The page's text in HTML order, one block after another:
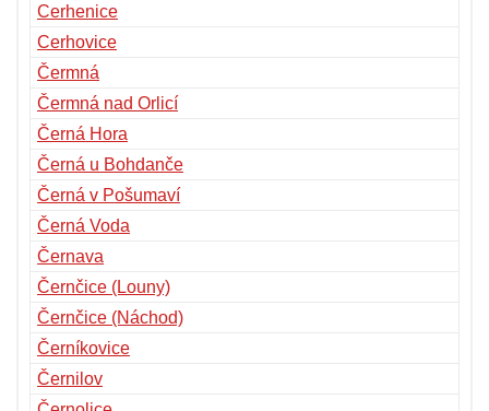
Cerhenice
Cerhovice
Čermná
Čermná nad Orlicí
Černá Hora
Černá u Bohdanče
Černá v Pošumaví
Černá Voda
Černava
Černčice (Louny)
Černčice (Náchod)
Černíkovice
Černilov